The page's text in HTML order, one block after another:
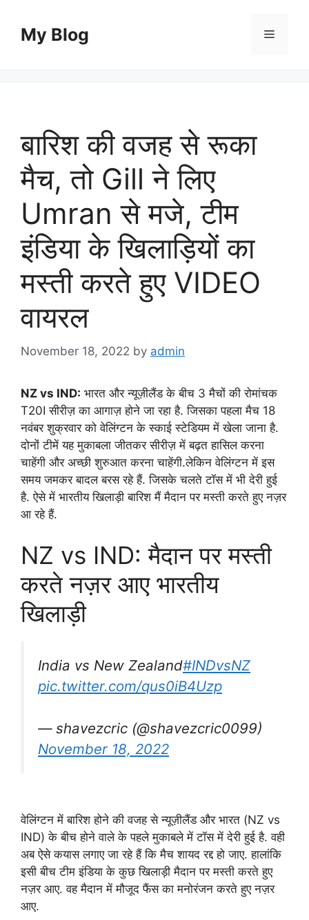
contentMy Blog Menu
बारिश की वजह से रूका
मैच, तो Gill ने लिए
Umran से मजे, टीम
इंडिया के खिलाड़ियों का
मस्ती करते हुए VIDEO
वायरल
November 18, 2022 by admin
NZ vs IND: भारत और न्यूज़ीलैंड के बीच 3 मैचों की रोमांचक
T20I सीरीज़ का आगाज़ होने जा रहा है. जिसका पहला मैच 18
नवंबर शुक्रवार को वेलिंग्टन के स्काई स्टेडियम में खेला जाना है.
दोनों टीमें यह मुकाबला जीतकर सीरीज़ में बढ़त हासिल करना
चाहेंगी और अच्छी शुरुआत करना चाहेंगी.लेकिन वेलिंग्टन में इस
समय जमकर बादल बरस रहे हैं. जिसके चलते टॉस में भी देरी हुई
है. ऐसे में भारतीय खिलाड़ी बारिश मैं मैदान पर मस्ती करते हुए नज़र
आ रहे हैं.
NZ vs IND: मैदान पर मस्ती
करते नज़र आए भारतीय
खिलाड़ी
India vs New Zealand#INDvsNZ
pic.twitter.com/qus0iB4Uzp
— shavezcric (@shavezcric0099)
November 18, 2022
वेलिंग्टन में बारिश होने की वजह से न्यूज़ीलैंड और भारत (NZ vs
IND) के बीच होने वाले के पहले मुकाबले में टॉस में देरी हुई है. वही
अब ऐसे कयास लगाए जा रहे हैं कि मैच शायद रद्द हो जाए. हालांकि
इसी बीच टीम इंडिया के कुछ खिलाड़ी मैदान पर मस्ती करते हुए
नज़र आए. वह मैदान में मौजूद फैंस का मनोरंजन करते हुए नज़र
आए.